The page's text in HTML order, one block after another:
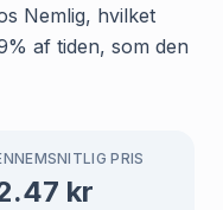
Nemlig, hvilket
af tiden, som den
PRIS
kr